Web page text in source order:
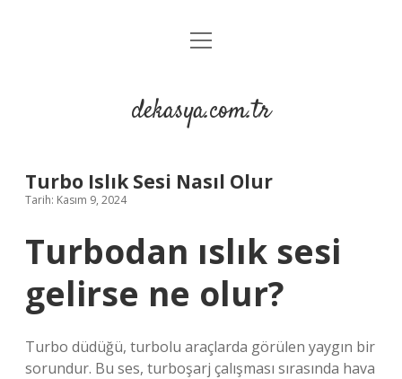
Anasayfa
Yasal Uyarı
menüyü
dekasya.com.tr
Turbo Islık Sesi Nasıl Olur
Tarih: Kasım 9, 2024
Turbodan ıslık sesi
gelirse ne olur?
Turbo düdüğü, turbolu araçlarda görülen yaygın bir
sorundur. Bu ses, turboşarj çalışması sırasında hava